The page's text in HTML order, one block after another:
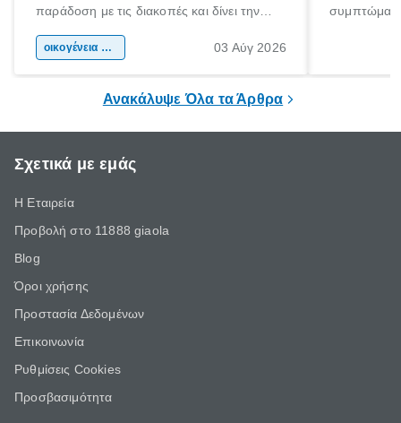
παράδοση με τις διακοπές και δίνει την
χώρας. Είτε πρόκειται για λίγες μέρες
οικογένεια & παιδί 03 Αύγ 2026
Ανακάλυψε Όλα τα Άρθρα
Σχετικά με εμάς
Η Εταιρεία
Προβολή στο 11888 giaola
Blog
Όροι χρήσης
Προστασία Δεδομένων
Επικοινωνία
Ρυθμίσεις Cookies
Προσβασιμότητα